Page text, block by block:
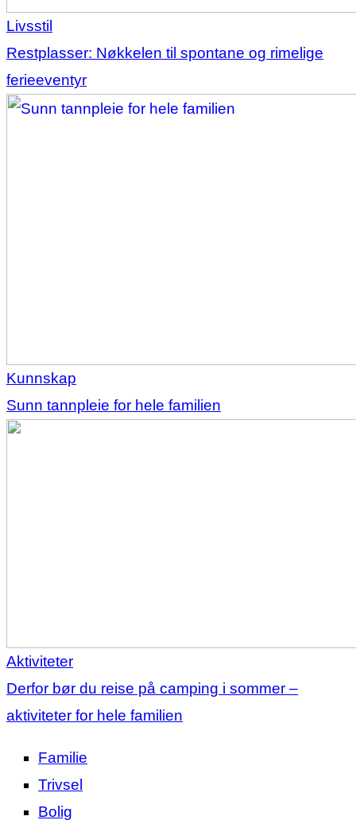
Livsstil
Restplasser: Nøkkelen til spontane og rimelige
ferieeventyr
Kunnskap
Sunn tannpleie for hele familien
Aktiviteter
Derfor bør du reise på camping i sommer –
aktiviteter for hele familien
Familie
Trivsel
Bolig